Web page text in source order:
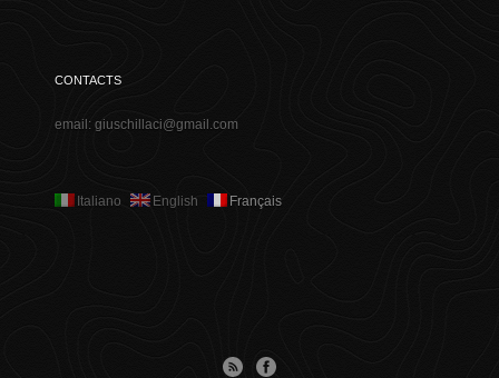
CONTACTS
email: giuschillaci@gmail.com
Italiano English Français